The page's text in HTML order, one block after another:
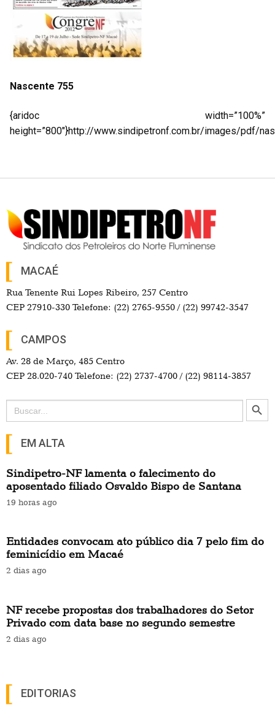
Nascente 755
{aridoc width=”100%”
height=”800″}http://www.sindipetronf.com.br/images/pdf/
MACAÉ
Rua Tenente Rui Lopes Ribeiro, 257 Centro
CEP 27910-330 Telefone: (22) 2765-9550 / (22) 99742-3547
CAMPOS
Av. 28 de Março, 485 Centro
CEP 28.020-740 Telefone: (22) 2737-4700 / (22) 98114-3857
Search
for:
Search Button
EM ALTA
Sindipetro-NF lamenta o falecimento do
aposentado filiado Osvaldo Bispo de Santana
19 horas ago
Entidades convocam ato público dia 7 pelo fim do
feminicídio em Macaé
2 dias ago
NF recebe propostas dos trabalhadores do Setor
Privado com data base no segundo semestre
2 dias ago
EDITORIAS